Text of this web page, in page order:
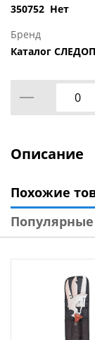
350752 Нет
Бренд
Каталог
Описание
Похожие